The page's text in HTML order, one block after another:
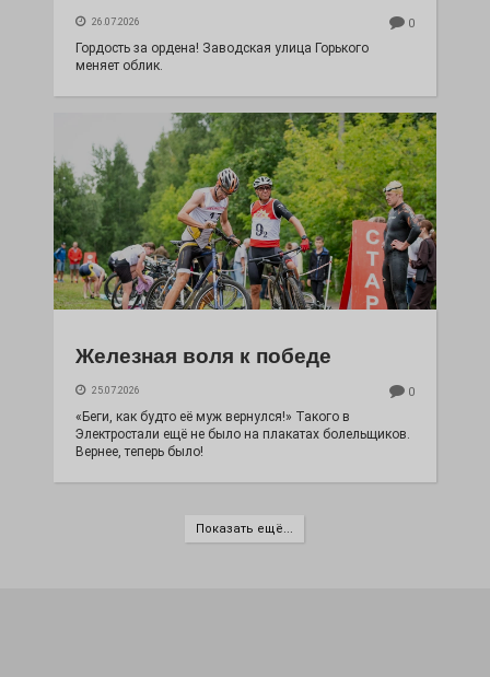
26.07.2026 0
Гордость за ордена! Заводская улица Горького
меняет облик.
Железная воля к победе
25.07.2026 0
«Беги, как будто её муж вернулся!» Такого в
Электростали ещё не было на плакатах болельщиков.
Вернее, теперь было!
Показать ещё...